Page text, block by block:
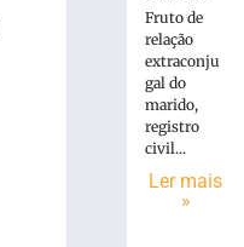
tropeça
calçada,
pista
atropelado
Fruto de
relação
extraconju
gal do
marido,
registro
civil...
Ler mais
»